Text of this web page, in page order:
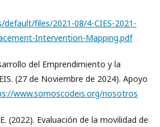
files/2021-08/4-CIES-2021-
Intervention-Mapping.pdf
del Emprendimiento y la
(27 de Noviembre de 2024). Apoyo
www.somoscodeis.org/nosotros
(2022). Evaluación de la movilidad de